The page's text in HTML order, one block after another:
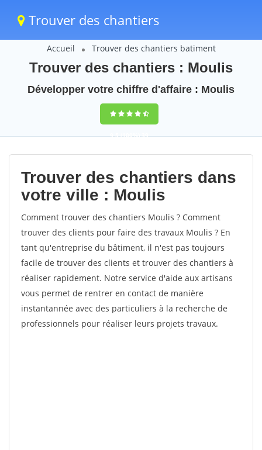
Trouver des chantiers
Accueil Trouver des chantiers batiment
Trouver des chantiers : Moulis
Développer votre chiffre d'affaire : Moulis
9,5(100%)39
votes
Trouver des chantiers dans
votre ville : Moulis
Comment trouver des chantiers Moulis ? Comment
trouver des clients pour faire des travaux Moulis ? En
tant qu'entreprise du bâtiment, il n'est pas toujours
facile de trouver des clients et trouver des chantiers à
réaliser rapidement. Notre service d'aide aux artisans
vous permet de rentrer en contact de manière
instantannée avec des particuliers à la recherche de
professionnels pour réaliser leurs projets travaux.